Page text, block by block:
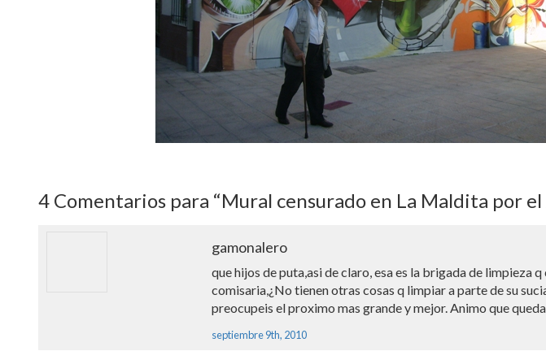
4 Comentarios para “Mural censurado en La Maldita por
gamonalero
que hijos de puta,asi de claro, esa es la brigada de limpieza
comisaria,¿No tienen otras cosas q limpiar a parte de su
preocupeis el proximo mas grande y mejor. Animo que
septiembre 9th, 2010